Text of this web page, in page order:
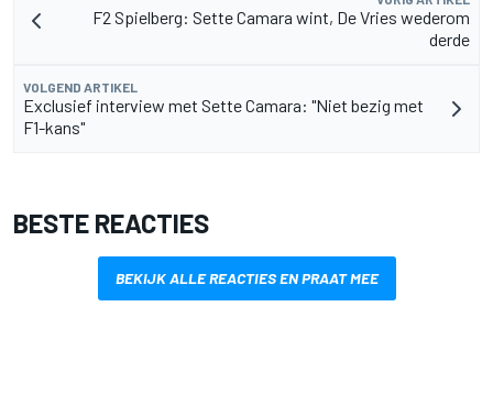
F2 Spielberg: Sette Camara wint, De Vries wederom
derde
VOLGEND ARTIKEL
Exclusief interview met Sette Camara: "Niet bezig met
F1-kans"
BESTE REACTIES
BEKIJK ALLE REACTIES EN PRAAT MEE